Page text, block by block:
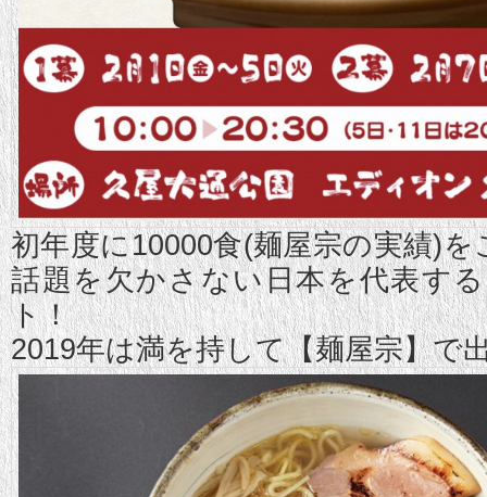
初年度に10000食(麺屋宗の実績)
話題を欠かさない日本を代表す
ト！
2019年は満を持して【麺屋宗】で